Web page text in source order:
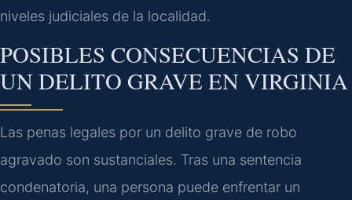
niveles judiciales de la localidad.
POSIBLES CONSECUENCIAS DE
UN DELITO GRAVE EN VIRGINIA
Las penas legales por un delito grave de robo
agravado son sustanciales. Tras una sentencia
condenatoria, una persona puede enfrentar un